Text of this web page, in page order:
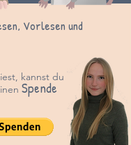
Vorlesen und
kannst du
Spende